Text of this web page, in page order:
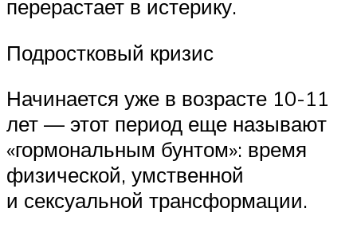
перерастает в истерику.
Подростковый кризис
Начинается уже в возрасте 10-11
лет — этот период еще называют
«гормональным бунтом»: время
физической, умственной
и сексуальной трансформации.